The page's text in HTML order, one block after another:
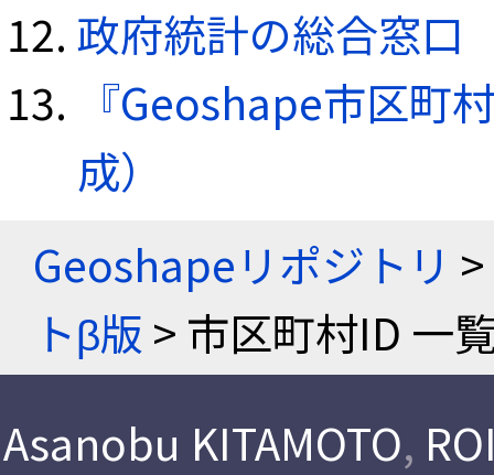
政府統計の総合窓口
『Geoshape市区町
成）
Geoshapeリポジトリ >
トβ版 > 市区町村ID 一
Asanobu KITAMOTO,